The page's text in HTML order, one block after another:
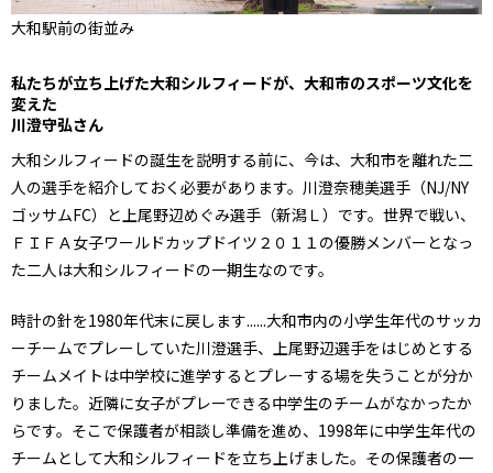
大和駅前の街並み
私たちが立ち上げた大和シルフィードが、大和市のスポーツ文化を
変えた
川澄守弘さん
大和シルフィードの誕生を説明する前に、今は、大和市を離れた二
人の選手を紹介しておく必要があります。川澄奈穂美選手（NJ/NY
ゴッサムFC）と上尾野辺めぐみ選手（新潟Ｌ）です。世界で戦い、
ＦＩＦＡ女子ワールドカップドイツ２０１１の優勝メンバーとなっ
た二人は大和シルフィードの一期生なのです。
時計の針を1980年代末に戻します......大和市内の小学生年代のサッカ
ーチームでプレーしていた川澄選手、上尾野辺選手をはじめとする
チームメイトは中学校に進学するとプレーする場を失うことが分か
りました。近隣に女子がプレーできる中学生のチームがなかったか
らです。そこで保護者が相談し準備を進め、1998年に中学生年代の
チームとして大和シルフィードを立ち上げました。その保護者の一